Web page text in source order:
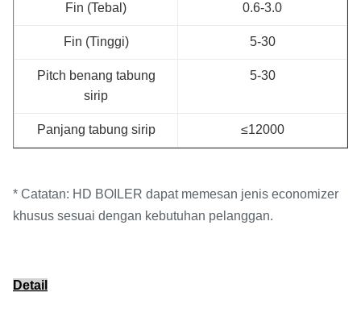
Fin (Tebal) 0.6-3.0
Fin (Tinggi) 5-30
Pitch benang tabung
sirip
5-30
Panjang tabung sirip ≤12000
* Catatan: HD BOILER dapat memesan jenis economizer
khusus sesuai dengan kebutuhan pelanggan.
Detail